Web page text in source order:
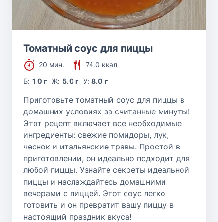
Томатный соус для пиццы
20 мин.
74.0 ккал
Б:1.0 г Ж: 5.0 г У: 8.0 г
Приготовьте томатный соус для пиццы в
домашних условиях за считанные минуты!
Этот рецепт включает все необходимые
ингредиенты: свежие помидоры, лук,
чеснок и итальянские травы. Простой в
приготовлении, он идеально подходит для
любой пиццы. Узнайте секреты идеальной
пиццы и наслаждайтесь домашними
вечерами с пиццей. Этот соус легко
готовить и он превратит вашу пиццу в
настоящий праздник вкуса!